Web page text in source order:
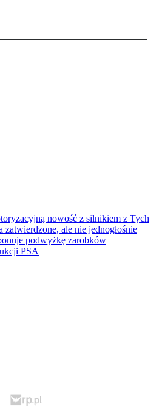
nowość z silnikiem z Tych
ale nie jednogłośnie
podwyżkę zarobków
PSA